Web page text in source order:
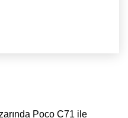
Poco C71 ile